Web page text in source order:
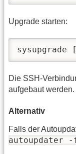
Upgrade starten:
sysupgrade
Die SSH-
aufgebaut werden.
Alternativ
Falls der
autoupdater